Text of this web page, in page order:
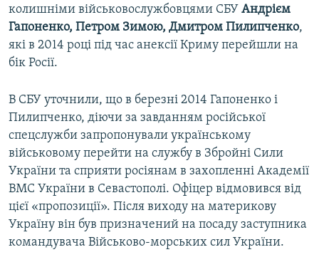
колишніми військовослужбовцями СБУ Андрієм
Гапоненко, Петром Зимою, Дмитром Пилипченко,
які в 2014 році під час анексії Криму перейшли на
бік Росії.
В СБУ уточнили, що в березні 2014 Гапоненко і
Пилипченко, діючи за завданням російської
спецслужби запропонували українському
військовому перейти на службу в Збройні Сили
України та сприяти росіянам в захопленні Академії
ВМС України в Севастополі. Офіцер відмовився від
цієї «пропозиції». Після виходу на материкову
Україну він був призначений на посаду заступника
командувача Військово-морських сил України.